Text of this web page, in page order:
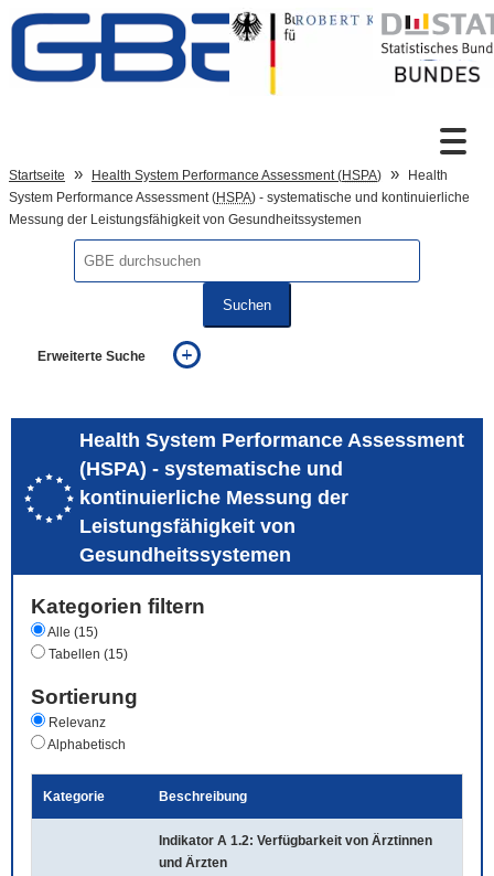
Zum Inhalt
Sprachumschaltung
Startseite Health System Performance Assessment (HSPA)
Health
System Performance Assessment (HSPA) - systematische und kontinuierliche
Messung der Leistungsfähigkeit von Gesundheitssystemen
Suchen
Erweiterte Suche
auch in allen Texten suchen (Volltextsuche)
auch Synonyme einbeziehen
auch ähnlich geschriebenes einbeziehen
Health System Performance Assessment
(HSPA) - systematische und
kontinuierliche Messung der
Leistungsfähigkeit von
Gesundheitssystemen
Kategorien filtern
Alle (15)
Tabellen (15)
Sortierung
Relevanz
Alphabetisch
Kategorie Beschreibung
Indikator A 1.2: Verfügbarkeit von Ärztinnen
und Ärzten